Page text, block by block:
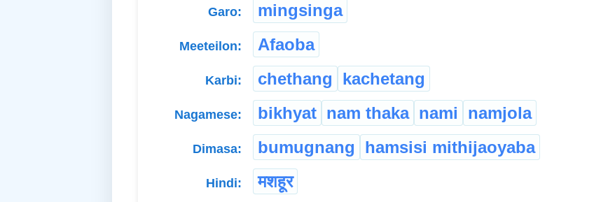
Garo: mingsinga
Meeteilon: Afaoba
Karbi: chethang kachetang
Nagamese: bikhyat nam thaka nami namjola
Dimasa: bumugnang hamsisi mithijaoyaba
Hindi: मशहूर